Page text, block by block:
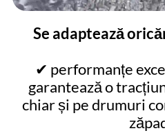
Se adaptează
✔ performanțe
garantează o
chiar și pe drumuri